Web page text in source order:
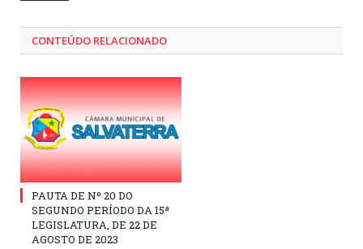
CONTEÚDO RELACIONADO
PAUTA DE Nº 20 DO
SEGUNDO PERÍODO DA 15ª
LEGISLATURA, DE 22 DE
AGOSTO DE 2023